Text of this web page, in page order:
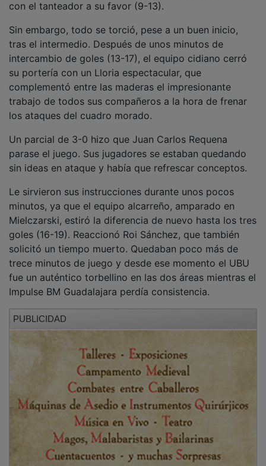
trece minutos de juego y desde ese momento el UBU
Impulse BM Guadalajara perdía consistencia.
PUBLICIDAD
La escuadra burgalesa noqueó con un 7-0 al conjunto
guadalajareño, que estuvo diez minutos sin conseguir
perforar la portería defendida por un inmenso Lloria
(23-19). La afición local, entregada a sus jugadores,
llevó en volandas al UBU San Pablo Burgos. Ahora
debe ser la hinchada que llenará el David Santamaría
la que guíe al conjunto de Requena a una remontada
que permita conservar la categoría. Ambos equipos ya
se vieron las caras en un encuentro decisivo la